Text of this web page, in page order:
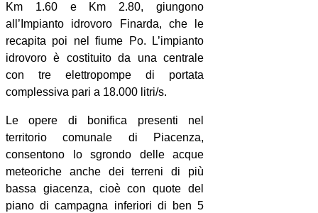
Km 1.60 e Km 2.80, giungono
all’Impianto idrovoro Finarda, che le
recapita poi nel fiume Po. L’impianto
idrovoro è costituito da una centrale
con tre elettropompe di portata
complessiva pari a 18.000 litri/s.
Le opere di bonifica presenti nel
territorio comunale di Piacenza,
consentono lo sgrondo delle acque
meteoriche anche dei terreni di più
bassa giacenza, cioè con quote del
piano di campagna inferiori di ben 5